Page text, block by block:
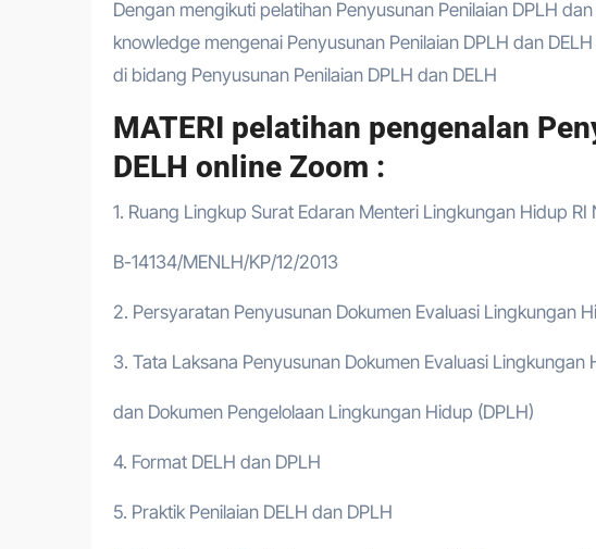
Dengan mengikuti pelatihan Penyusunan Penilaian DPLH
knowledge mengenai Penyusunan Penilaian DPLH dan
di bidang Penyusunan Penilaian DPLH dan DELH
MATERI pelatihan pengenalan
DELH online Zoom :
1. Ruang Lingkup Surat Edaran Menteri Lingkungan Hidup RI
B-14134/MENLH/KP/12/2013
2. Persyaratan Penyusunan Dokumen Evaluasi Lingkungan
3. Tata Laksana Penyusunan Dokumen Evaluasi Lingkungan
dan Dokumen Pengelolaan Lingkungan Hidup (DPLH)
4. Format DELH dan DPLH
5. Praktik Penilaian DELH dan DPLH